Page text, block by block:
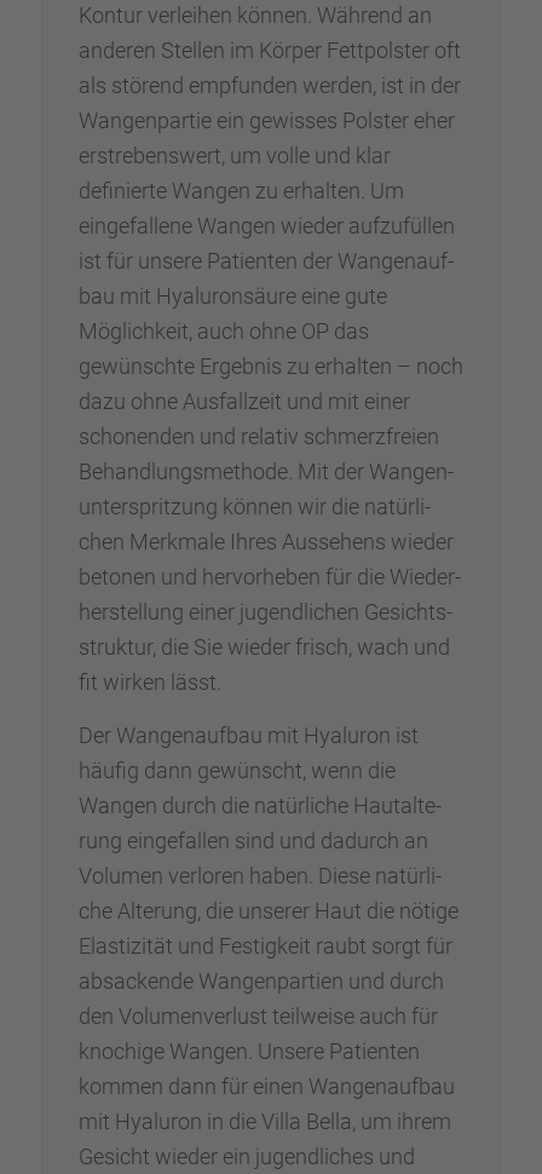
Kontur verlei­hen können. Während an
anderen Stellen im Körper Fettpols­ter oft
als störend empfun­den werden, ist in der
Wangen­par­tie ein gewis­ses Polster eher
erstre­bens­wert, um volle und klar
definierte Wangen zu erhal­ten. Um
einge­fal­lene Wangen wieder aufzu­fül­len
ist für unsere Patien­ten der Wangen­auf­
bau mit Hyalu­ron­säure eine gute
Möglich­keit, auch ohne OP das
gewünschte Ergeb­nis zu erhal­ten – noch
dazu ohne Ausfall­zeit und mit einer
schonen­den und relativ schmerz­freien
Behand­lungs­me­thode. Mit der Wangen­
un­ter­sprit­zung können wir die natür­li­
chen Merkmale Ihres Ausse­hens wieder
betonen und hervor­he­ben für die Wieder­
her­stel­lung einer jugend­li­chen Gesichts­
struk­tur, die Sie wieder frisch, wach und
fit wirken lässt.
Der Wangen­auf­bau mit Hyalu­ron ist
häufig dann gewünscht, wenn die
Wangen durch die natür­li­che Hautal­te­
rung einge­fal­len sind und dadurch an
Volumen verlo­ren haben. Diese natür­li­
che Alterung, die unserer Haut die nötige
Elasti­zi­tät und Festig­keit raubt sorgt für
absackende Wangen­par­tien und durch
den Volumen­ver­lust teilweise auch für
knochige Wangen. Unsere Patien­ten
kommen dann für einen Wangen­auf­bau
mit Hyalu­ron in die Villa Bella, um ihrem
Gesicht wieder ein jugend­li­ches und